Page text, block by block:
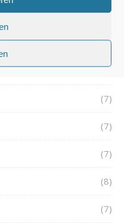
(7)
(6)
(7)
(7)
(7)
(7)
(8)
(7)